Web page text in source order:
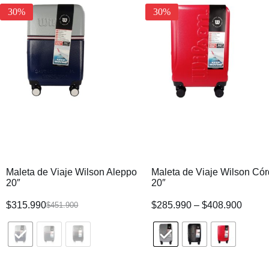
30%
Maleta de Viaje Wilson Aleppo
20″
$451.900
$315.990
30%
Maleta de Viaje Wilson
20″
$285.990 – $408.900